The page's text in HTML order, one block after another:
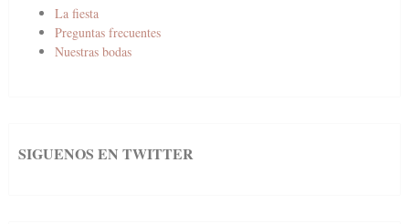
La fiesta
Preguntas frecuentes
Nuestras bodas
SIGUENOS EN TWITTER